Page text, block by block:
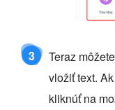
3 Teraz
vložiť text.
kliknúť na